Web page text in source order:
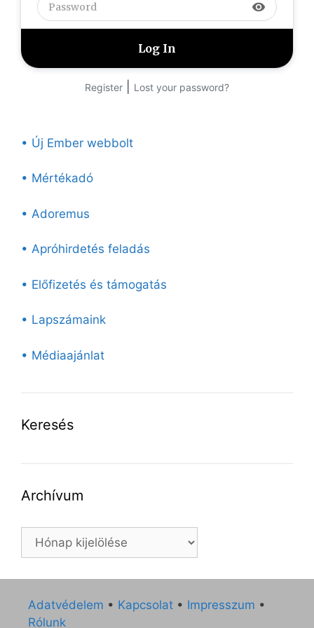
visibility
Register Lost your password?
• Új Ember webbolt
• Mértékadó
• Adoremus
• Apróhirdetés feladás
• Előfizetés és támogatás
• Lapszámaink
• Médiaajánlat
Keresés
Archívum
Archívum
Adatvédelem • Kapcsolat • Impresszum •
Rólunk